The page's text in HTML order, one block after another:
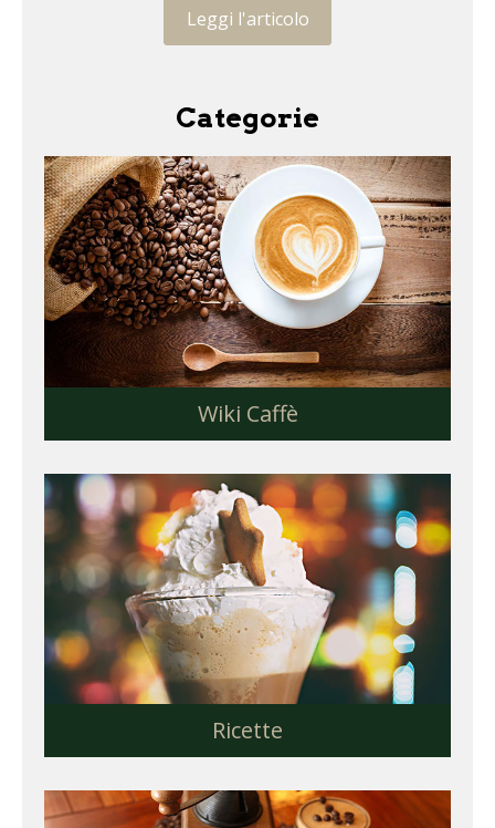
Leggi l'articolo
Categorie
Wiki Caffè
Ricette